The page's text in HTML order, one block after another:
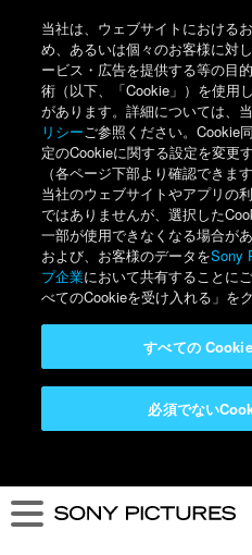
当社は、ウェブサイトにおける
め、あるいは個々のお客様に対
ービス・広告を提供する等の目
術（以下、「Cookie」）を使用
があります。詳細については、
リシーご参照ください。Cookie
定のCookieに関する設定を変更
（各ページ下部より確認できま
当社のウェブサイトやアプリの
ではありませんが、選択した
一部が使用できなくなる場合が
および、お客様のデータをSony
プ企業において共有することに
べてのCookieを受け入れる」を
必須でない
すべての